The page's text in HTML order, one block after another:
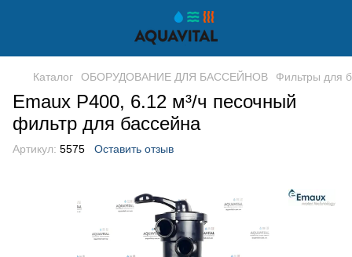
Каталог ОБОРУДОВАНИЕ ДЛЯ БАССЕЙНОВ Фильтры для
Emaux P400, 6.12 м³/ч песочный
фильтр для бассейна
Артикул: 5575 Оставить отзыв